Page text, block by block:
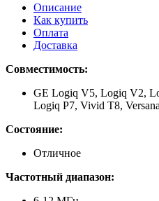
Описание
Как купить
Оплата
Доставка
Совместимость:
GE Logiq V5, Logiq V2,
Logiq P7, Vivid T8,
Состояние:
Отличное
Частотный диапазон: